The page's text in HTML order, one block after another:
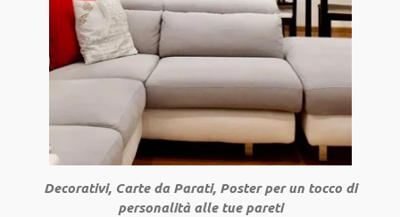
Decorativi, Carte da Parati, Poster per un tocco di
personalità alle tue pareti